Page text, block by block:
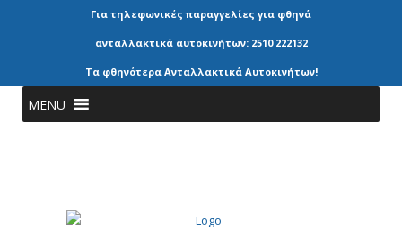
Για τηλεφωνικές παραγγελίες για φθηνά
ανταλλακτικά αυτοκινήτων: 2510 222132
Τα φθηνότερα Ανταλλακτικά Αυτοκινήτων!
MENU